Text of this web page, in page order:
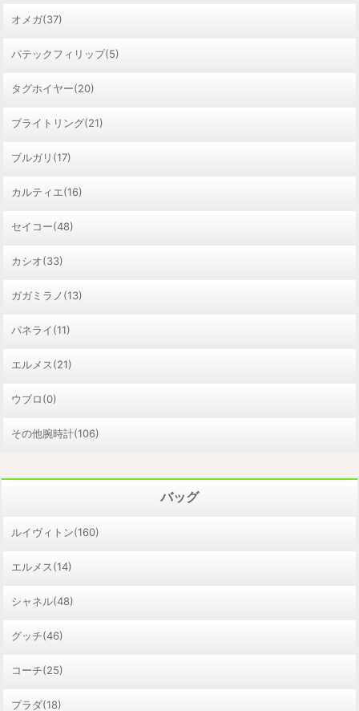
オメガ(37)
パテックフィリップ(5)
タグホイヤー(20)
ブライトリング(21)
ブルガリ(17)
カルティエ(16)
セイコー(48)
カシオ(33)
ガガミラノ(13)
パネライ(11)
エルメス(21)
ウブロ(0)
その他腕時計(106)
バッグ
ルイヴィトン(160)
エルメス(14)
シャネル(48)
グッチ(46)
コーチ(25)
プラダ(18)